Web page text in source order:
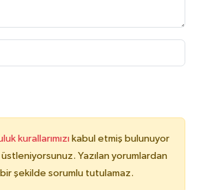
kurallarımızı kabul etmiş bulunuyor
Yazılan yorumlardan
şekilde sorumlu tutulamaz.